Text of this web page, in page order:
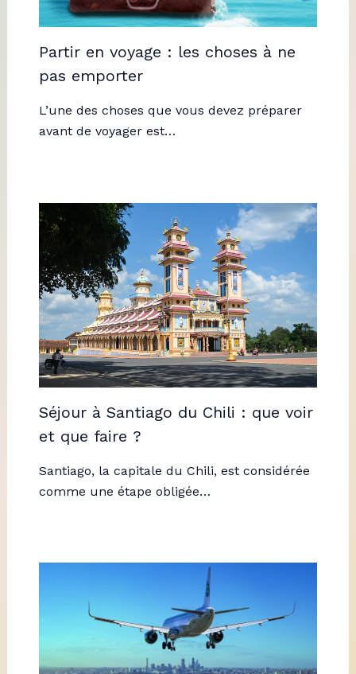
Partir en voyage : les choses à ne
pas emporter
L’une des choses que vous devez préparer
avant de voyager est…
Séjour à Santiago du Chili : que voir
et que faire ?
Santiago, la capitale du Chili, est considérée
comme une étape obligée…